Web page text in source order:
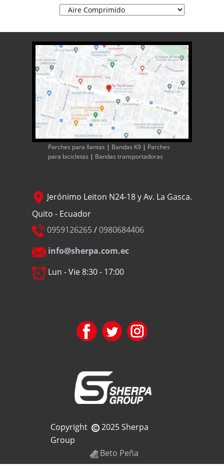
Parches para llantas | Bandas K9 | Parches
para bicicletas | Bandas transportadoras
Jerónimo Leiton N24-18 y Av. La Gasca.
Quito - Ecuador
0959126265/0980684406
info@sherpa.com.ec
Lun - Vie 8:30 - 17:00
Copyright
2025 Sherpa
Group
Beto Peña